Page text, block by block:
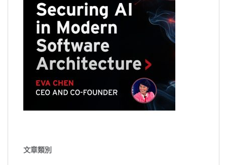
文章類別